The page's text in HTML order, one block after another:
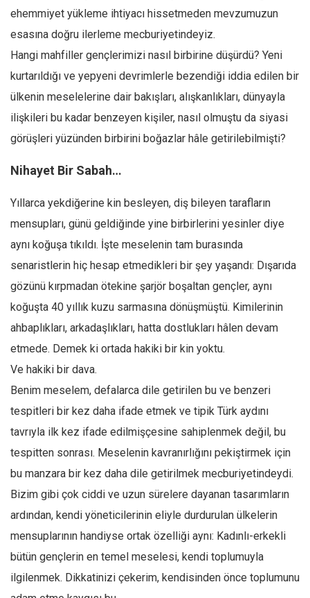
Düşünce
Dosyalar
ehemmiyet yükleme ihtiyacı hissetmeden mevzumuzun
esasına doğru ilerleme mecburiyetindeyiz.
Hangi mahfiller gençlerimizi nasıl birbirine düşürdü? Yeni
kurtarıldığı ve yepyeni devrimlerle bezendiği iddia edilen bir
ülkenin meselelerine dair bakışları, alışkanlıkları, dünyayla
ilişkileri bu kadar benzeyen kişiler, nasıl olmuştu da siyasi
görüşleri yüzünden birbirini boğazlar hâle getirilebilmişti?
Nihayet Bir Sabah…
Yıllarca yekdiğerine kin besleyen, diş bileyen tarafların
mensupları, günü geldiğinde yine birbirlerini yesinler diye
aynı koğuşa tıkıldı. İşte meselenin tam burasında
senaristlerin hiç hesap etmedikleri bir şey yaşandı: Dışarıda
gözünü kırpmadan ötekine şarjör boşaltan gençler, aynı
koğuşta 40 yıllık kuzu sarmasına dönüşmüştü. Kimilerinin
ahbaplıkları, arkadaşlıkları, hatta dostlukları hâlen devam
etmede. Demek ki ortada hakiki bir kin yoktu.
Ve hakiki bir dava.
Benim meselem, defalarca dile getirilen bu ve benzeri
tespitleri bir kez daha ifade etmek ve tipik Türk aydını
tavrıyla ilk kez ifade edilmişçesine sahiplenmek değil, bu
tespitten sonrası. Meselenin kavranırlığını pekiştirmek için
bu manzara bir kez daha dile getirilmek mecburiyetindeydi.
Bizim gibi çok ciddi ve uzun sürelere dayanan tasarımların
ardından, kendi yöneticilerinin eliyle durdurulan ülkelerin
mensuplarının handiyse ortak özelliği aynı: Kadınlı-erkekli
bütün gençlerin en temel meselesi, kendi toplumuyla
ilgilenmek. Dikkatinizi çekerim, kendisinden önce toplumunu